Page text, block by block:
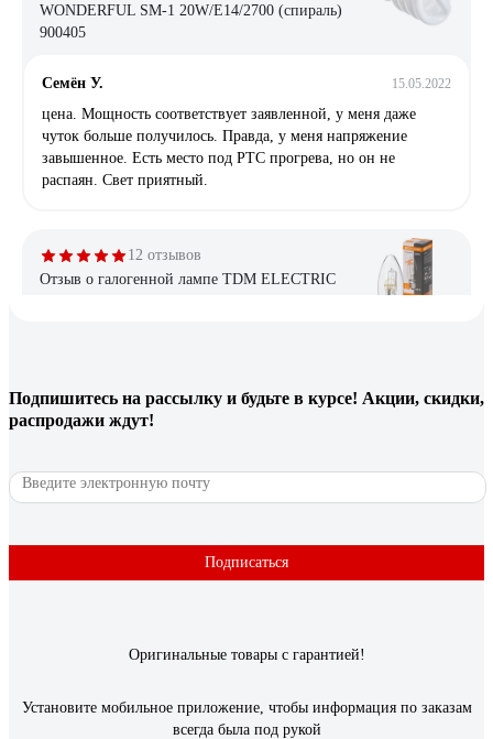
WONDERFUL SM-1 20W/E14/2700 (спираль)
900405
Семён У. 15.05.2022
цена. Мощность соответствует заявленной, у меня даже
чуток больше получилось. Правда, у меня напряжение
завышенное. Есть место под РТС прогрева, но он не
распаян. Свет приятный.
12 отзывов
Отзыв о галогенной лампе TDM ELECTRIC
Свет теплый, при низком напряжении не отключаются
полностью, как это делают светодиоды, а чуть-чуть снижают
поток, нет стробоскопического эффекта (для меня этот
фактор ключевой, поскольку мерцание подсведки экрана
2,2V 0,47A 621107
Михаил Сергеевич У.
Подпишитесь на рассылку и будьте в курсе! Акции, скидки,
распродажи ждут!
Подписаться
Оригинальные товары с гарантией!
Установите мобильное приложение, чтобы информация по заказам
всегда была под рукой